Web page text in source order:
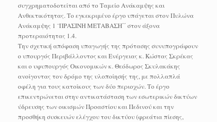
συγχρηματοδοτείται από το Ταμείο Ανάκαμψης και
Ανθεκτικότητας. Το εγκεκριμένο έργο υπάγεται στον Πυλώνα
Ανάκαμψης 1 ¨ΠΡΑΣΙΝΗ ΜΕΤΑΒΑΣΗ΄΄ στον άξονα
προτεραιότητας 1.4.
Την σχετική απόφαση υπαγωγής της πρότασης συνυπογράφουν
ο υπουργός Περιβάλλοντος και Ενέργειας κ. Κώστας Σκρέκας
και ο υφυπουργός Οικονομικών κ. Θεόδωρος Σκυλακάκης
ανοίγοντας τον δρόμο της υλοποίησής της, με πολλαπλά
οφέλη για τους κατοίκους των δύο περιοχών. Το έργο
επικεντρώνεται στην αντικατάσταση των εσωτερικών δικτύων
ύδρευσης των οικισμών Προαστίου και Πεδινού και την
προσθήκη συσκευών ελέγχου του δικτύου (φρεάτια πίεσης,